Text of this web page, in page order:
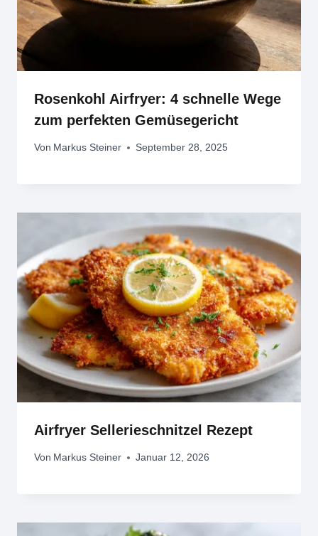
Rosenkohl Airfryer: 4 schnelle Wege
zum perfekten Gemüsegericht
Von Markus Steiner September 28, 2025
Airfryer Sellerieschnitzel Rezept
Von Markus Steiner Januar 12, 2026